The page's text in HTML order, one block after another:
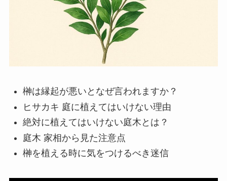
榊は縁起が悪いとなぜ言われますか？
ヒサカキ 庭に植えてはいけない理由
絶対に植えてはいけない庭木とは？
庭木 家相から見た注意点
榊を植える時に気をつけるべき迷信